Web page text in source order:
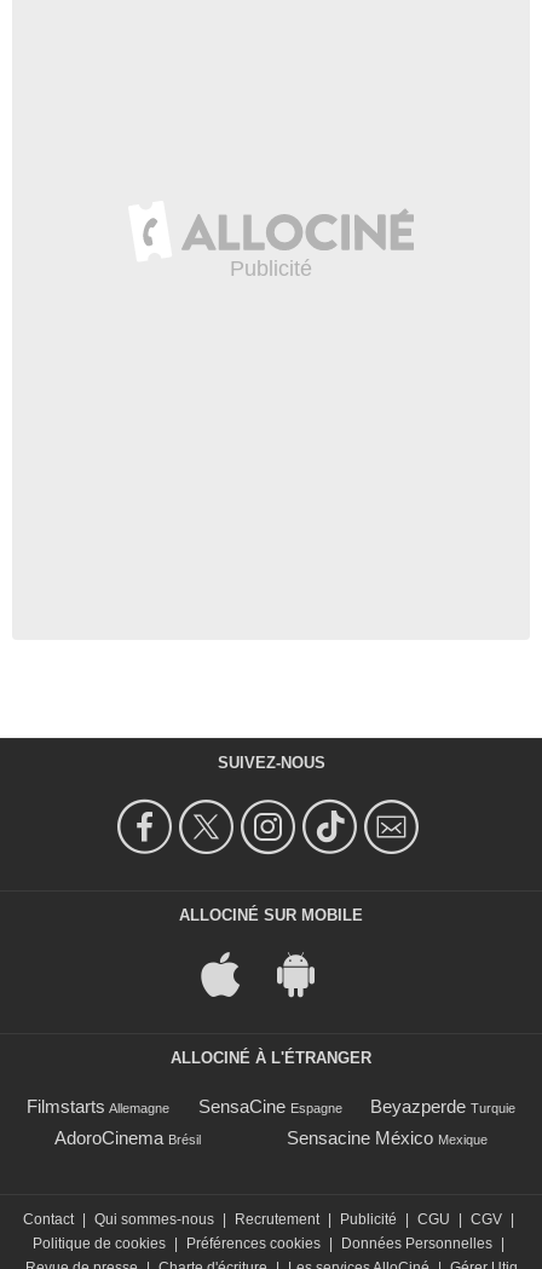
SUIVEZ-NOUS
ALLOCINÉ SUR MOBILE
ALLOCINÉ À L'ÉTRANGER
Filmstarts Allemagne SensaCine Espagne Beyazperde Turquie
AdoroCinema Brésil Sensacine México Mexique
Contact | Qui sommes-nous | Recrutement | Publicité | CGU | CGV |
Politique de cookies | Préférences cookies | Données Personnelles |